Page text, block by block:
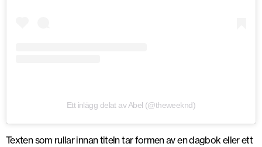
Ett inlägg delat av Abel (@theweeknd)
Texten som rullar innan titeln tar formen av en dagbok eller ett